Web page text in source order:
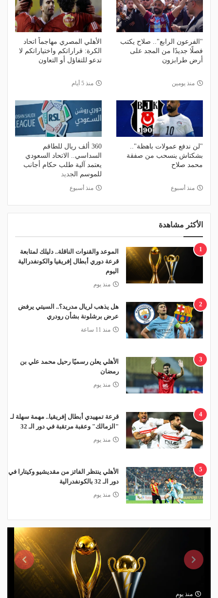
"الفرعون الرابع".. صلاح يكتب
فصلًا جديدًا من المجد على
أرض طرابزون
منذ يومين
الأهلي المصري مهاجماً اتحاد
الكرة: قراراتكم واختياراتكم لا
تدعو للتفاؤل أو التعاون
منذ 5 أيام
"لن ندفع عمولات باهظة"..
بشكتاش ينسحب من صفقة
محمد صلاح
منذ أسبوع
360 ألف ريال للطاقم
السداسي.. الاتحاد السعودي
يعتمد آلية طلب حكام أجانب
للموسم الجديد
منذ أسبوع
الأكثر مشاهدة
1
الموعد والقنوات الناقلة.. دليلك لمتابعة
قرعة دوري أبطال إفريقيا والكونفدرالية
اليوم
منذ يوم
2
هل يذهب لريال مدريد؟.. السيتي يرفض
عرض برشلونة بشأن رودري
منذ 11 ساعة
3
الأهلي يعلن رسميًا رحيل محمد علي بن
رمضان
منذ يوم
4
قرعة تمهيدي أبطال إفريقيا.. مهمة سهلة لـ
"الزمالك" وعقبة مرتقبة في دور الـ 32
منذ يوم
5
الأهلي ينتظر الفائز من مقديشيو وكيتارا في
دور الـ 32 بالكونفدرالية
منذ يوم
منذ يوم